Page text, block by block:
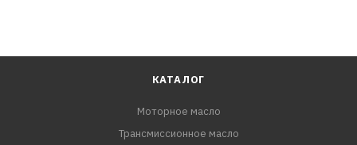
КАТАЛОГ
Моторное масло
Трансмиссионное масло